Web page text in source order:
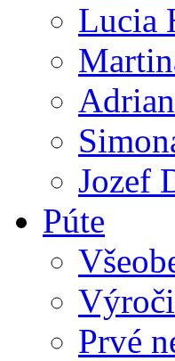
Lucia
Jozef
Púte
Prvé